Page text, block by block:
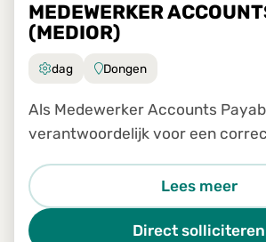
MEDEWERKER
(MEDIOR)
dag Dongen
Als Medewerker Accounts
verantwoordelijk voor een
Shared Service Center. Je werkt
met collega's van verschill
Lees meer
Direct solliciteren